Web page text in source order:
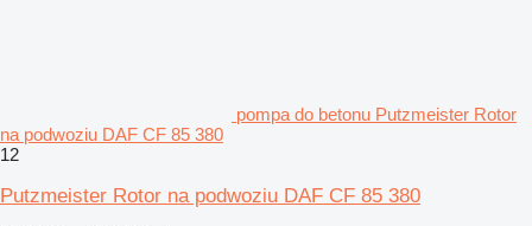
pompa do betonu Putzmeister Rotor
na podwoziu DAF CF 85 380
12
Putzmeister Rotor na podwoziu DAF CF 85 380